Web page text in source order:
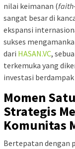
nilai keimanan (
sangat besar di
ekspansi
sukses
dari HASAN.VC,
terkemuka yang
investasi
Momen
Strategis
Komunitas
Bertepatan dengan